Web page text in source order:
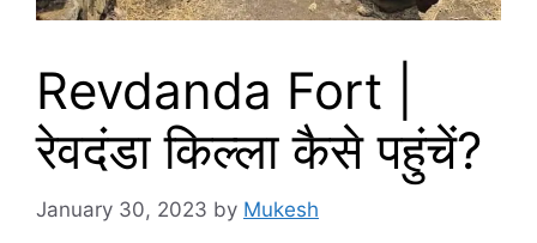
Revdanda Fort |
रेवदंडा किल्ला कैसे पहुंचें?
January 30, 2023 by Mukesh